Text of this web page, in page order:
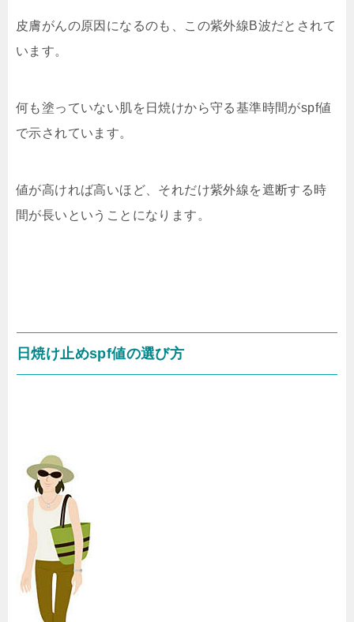
皮膚がんの原因になるのも、この紫外線B波だとされて
います。
何も塗っていない肌を日焼けから守る基準時間がspf値
で示されています。
値が高ければ高いほど、それだけ紫外線を遮断する時
間が長いということになります。
日焼け止めspf値の選び方